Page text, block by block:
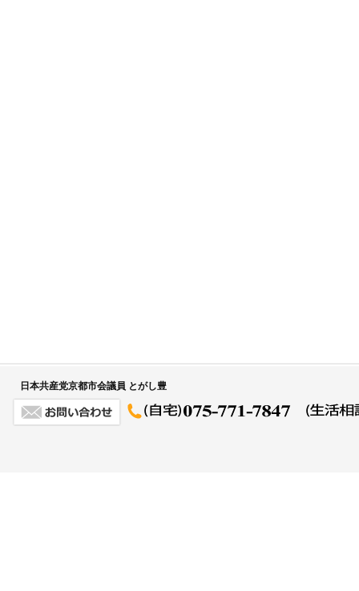
日本共産党京都市会議員 とがし豊